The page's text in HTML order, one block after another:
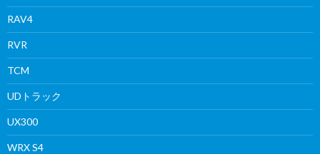
RAV4
RVR
TCM
UDトラック
UX300
WRX S4